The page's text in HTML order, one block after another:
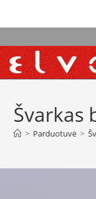
Švarkas
> Parduotuvė >